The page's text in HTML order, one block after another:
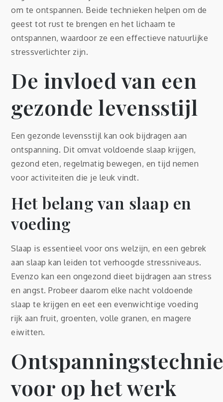
om te ontspannen. Beide technieken helpen om de
geest tot rust te brengen en het lichaam te
ontspannen, waardoor ze een effectieve natuurlijke
stressverlichter zijn.
De invloed van een
gezonde levensstijl
Een gezonde levensstijl kan ook bijdragen aan
ontspanning. Dit omvat voldoende slaap krijgen,
gezond eten, regelmatig bewegen, en tijd nemen
voor activiteiten die je leuk vindt.
Het belang van slaap en
voeding
Slaap is essentieel voor ons welzijn, en een gebrek
aan slaap kan leiden tot verhoogde stressniveaus.
Evenzo kan een ongezond dieet bijdragen aan stress
en angst. Probeer daarom elke nacht voldoende
slaap te krijgen en eet een evenwichtige voeding
rijk aan fruit, groenten, volle granen, en magere
eiwitten.
voor op het werk